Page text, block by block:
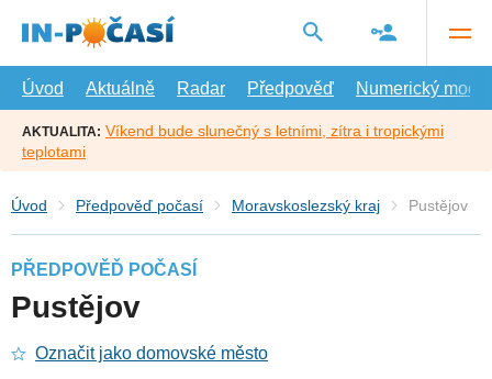
hlavní
Úvod
Aktuálně Radar Předpověď Numerický model
AKTUALITA: Víkend bude slunečný s letními, zítra i tropickými
teplotami
Úvod Předpověď počasí Moravskoslezský kraj Pustějov
PŘEDPOVĚĎ POČASÍ
Pustějov
Označit jako domovské město